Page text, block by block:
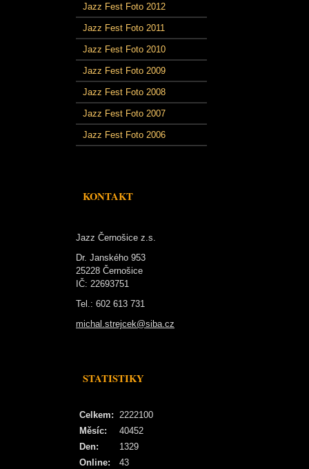
Jazz Fest Foto 2012
Jazz Fest Foto 2011
Jazz Fest Foto 2010
Jazz Fest Foto 2009
Jazz Fest Foto 2008
Jazz Fest Foto 2007
Jazz Fest Foto 2006
KONTAKT
Jazz Černošice z.s.
Dr. Janského 953
25228 Černošice
IČ: 22693751
Tel.: 602 613 731
michal.strejcek@siba.cz
STATISTIKY
Online: 43
Celkem: 2222100
Měsíc:
40452
Den:
1329